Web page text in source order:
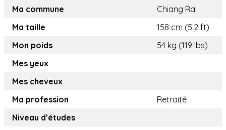
Ma commune
Chiang Rai
Ma taille
158 cm (5.2 ft)
Mon poids
54 kg (119 lbs)
Mes yeux
Mes cheveux
Ma profession
Retraité
Niveau d’études